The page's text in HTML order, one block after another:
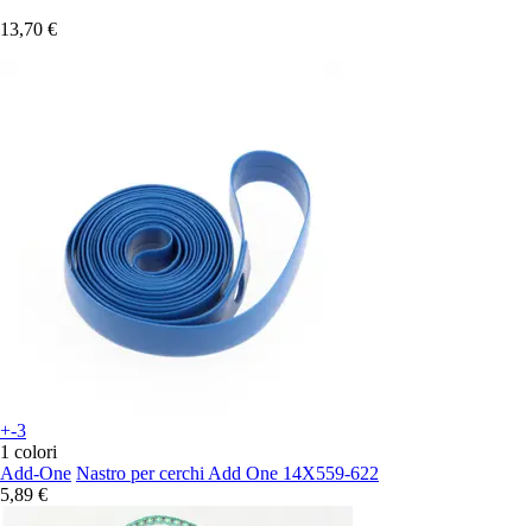
13,70 €
+-3
1 colori
Add-One Nastro per cerchi Add One 14X559-622
5,89 €